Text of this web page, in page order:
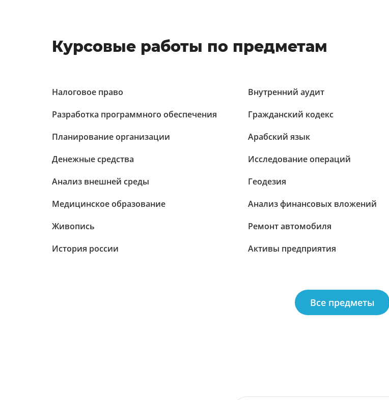
Курсовые работы по предметам
Налоговое право
Разработка программного обеспечения
Планирование организации
Денежные средства
Анализ внешней среды
Медицинское образование
Живопись
История россии
Внутренний аудит
Гражданский кодекс
Арабский язык
Исследование операций
Геодезия
Анализ финансовых вложений
Ремонт автомобиля
Активы предприятия
Все предметы